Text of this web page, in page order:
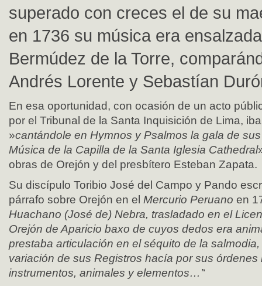
superado con creces el de su
en 1736 su música era
Bermúdez de la Torre,
Andrés Lorente y Sebastían
En esa oportunidad, con ocasión de un acto
por el Tribunal de la Santa Inquisición de Lima,
»cantándole en Hymnos y Psalmos la gala de
Música de la Capilla de la Santa Iglesia Cathedral
obras de Orejón y del presbítero Esteban Zapata.
Su discípulo Toribio José del Campo y Pando
párrafo sobre Orejón en el Mercurio Peruano en
Huachano (José de) Nebra, trasladado en el
Orejón de Aparicio baxo de cuyos dedos era
prestaba articulación en el séquito de la
variación de sus Registros hacía por sus órdenes
instrumentos, animales y elementos…’‘